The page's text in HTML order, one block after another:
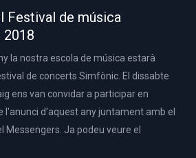
Festival de música
la nostra escola de música estarà
de concerts Simfònic. El dissabte
ens van convidar a participar en
l'anunci d'aquest any juntament amb el
Messengers. Ja podeu veure el